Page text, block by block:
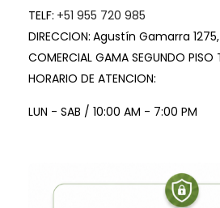
TELF: +51 955 720 985
DIRECCION: Agustín Gamarra
COMERCIAL GAMA SEGUNDO PISO
HORARIO DE ATENCION:
LUN - SAB / 10:00 AM - 7:00 PM